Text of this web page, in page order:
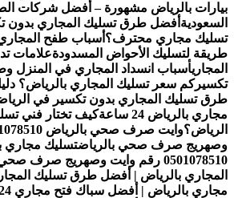
بيارات بالرياض مشهورة – أفضل شركات
السعودية أفضل طرق تسليك المجاري بدون
تسليك مجاري محترف؟ أسباب طفح
طريقة لتسليك الأحواض المسدودةعلامات
المجاريأسباب انسداد المجاري في المنزل
تكسيركم سعر تسليك المجاري بالرياض؟ دليل
طرق تسليك المجاري بدون تكسير في
مجاري بالرياض 24 ساعة
كيف تختار فني
الرياض؟
وصهريج صرف صحي بالرياضتسليك مجاري
0501078510 رقم وايت وصهريج صرف صحي بالرياض
المجاري بالرياض | أفضل طرق تسليك
مجاري بالرياض | أفضل سباك فتح مجاري 24 ساعة